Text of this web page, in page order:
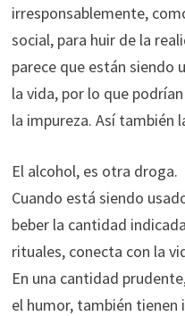
irresponsablemente,
social, para huir de la
parece que están siendo
la vida, por lo que
la impureza. Así también
El alcohol, es otra droga.
Cuando está siendo
beber la cantidad
rituales, conecta con la
En una cantidad
el humor, también tienen